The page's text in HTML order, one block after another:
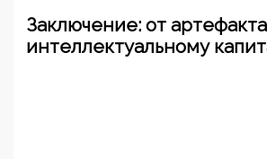
Заключение: от
интеллектуальному